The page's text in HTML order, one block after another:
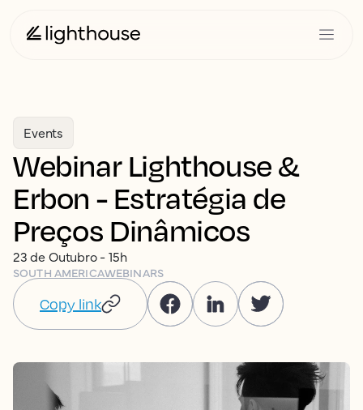
Events
Webinar Lighthouse &
Erbon - Estratégia de
Preços Dinâmicos
23 de Outubro - 15h
SOUTH AMERICAWEBINARS
Copy link